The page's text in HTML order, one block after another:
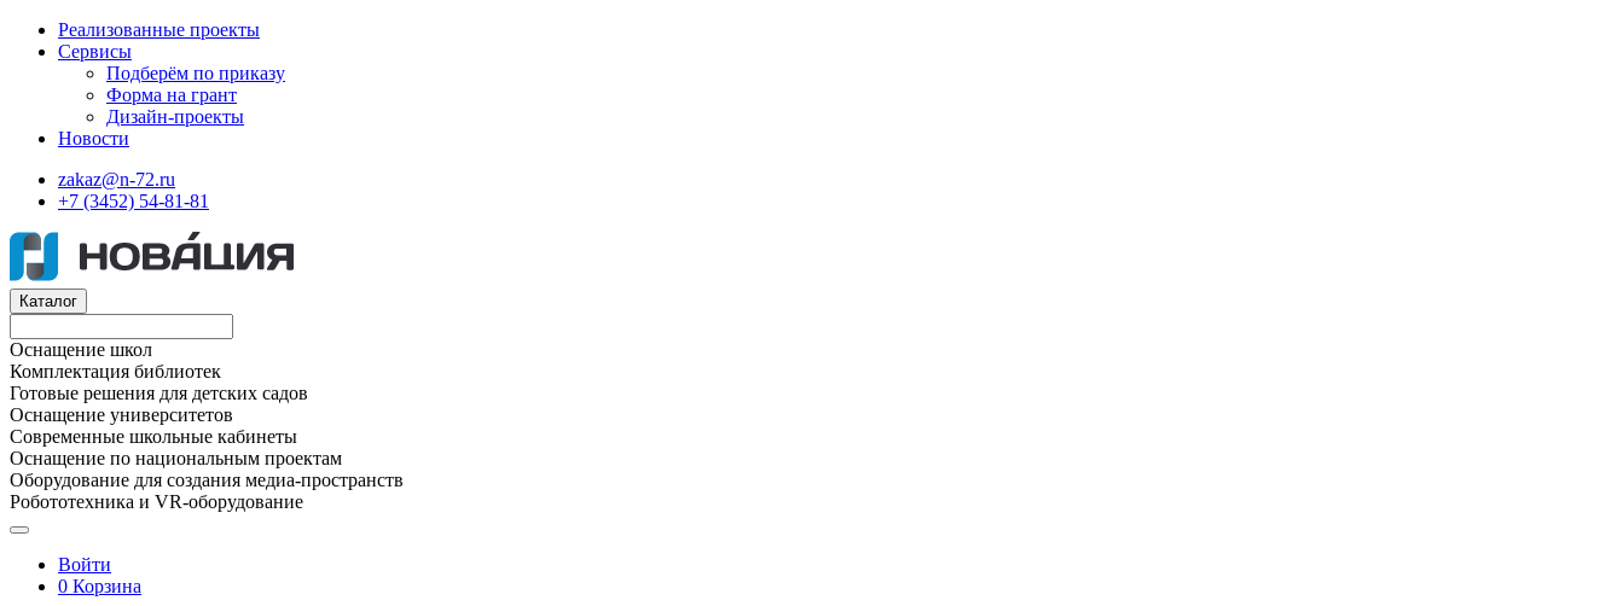
Реализованные проекты
Сервисы
Подберём по приказу
Форма на грант
Дизайн-проекты
Новости
zakaz@n-72.ru
+7 (3452) 54-81-81
Каталог
Оснащение школ
Комплектация библиотек
Готовые решения для детских садов
Оснащение университетов
Современные школьные кабинеты
Оснащение по национальным проектам
Оборудование для создания медиа-пространств
Робототехника и VR-оборудование
Войти
0 Корзина